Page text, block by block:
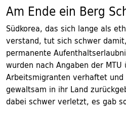
Am Ende ein Berg
Südkorea, das sich lange als
verstand, tut sich schwer
permanente
wurden nach Angaben der
Arbeitsmigranten verhaftet
gewaltsam in ihr Land
dabei schwer verletzt, es gab